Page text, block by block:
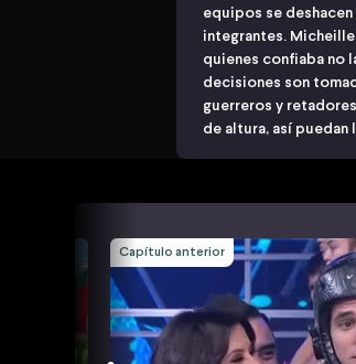
equipos se
integrantes.
quienes confiaba no
decisiones son
guerreros y
de altura, así puedan
Capítulo anterior